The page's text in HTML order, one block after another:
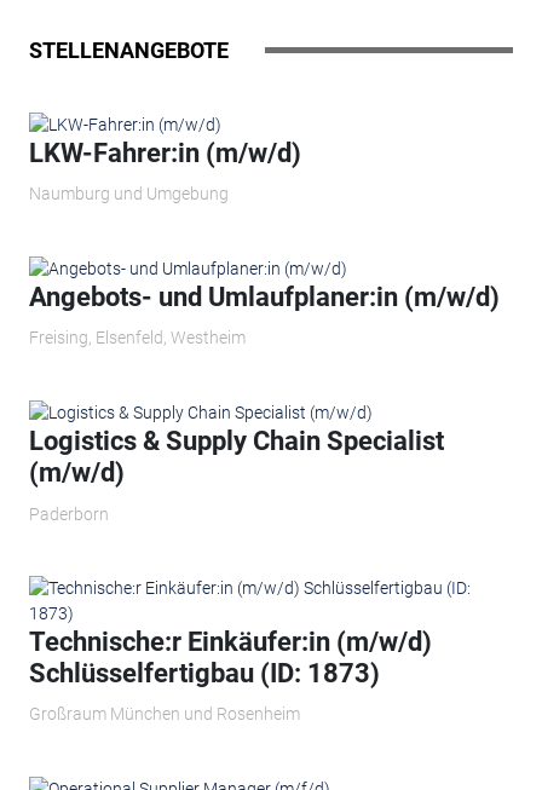
STELLENANGEBOTE
LKW-Fahrer:in (m/w/d)
Naumburg und Umgebung
Angebots- und Umlaufplaner:in (m/w/d)
Freising, Elsenfeld, Westheim
Logistics & Supply Chain Specialist
(m/w/d)
Paderborn
Technische:r Einkäufer:in (m/w/d)
Schlüsselfertigbau (ID: 1873)
Großraum München und Rosenheim